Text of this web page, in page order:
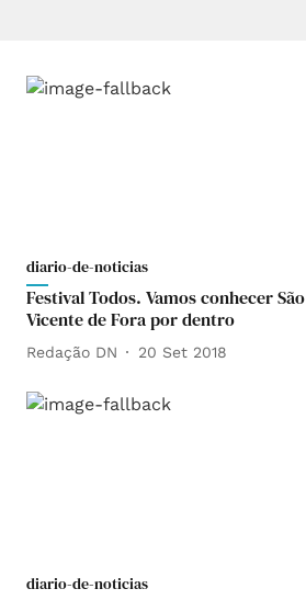
diario-de-noticias
Festival Todos. Vamos conhecer São
Vicente de Fora por dentro
Redação DN 20 Set 2018
diario-de-noticias